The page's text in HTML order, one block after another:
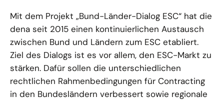
Mit dem Projekt „Bund-Länder-Dialog ESC“ hat die
dena seit 2015 einen kontinuierlichen Austausch
zwischen Bund und Ländern zum ESC etabliert.
Ziel des Dialogs ist es vor allem, den ESC-Markt zu
stärken. Dafür sollen die unterschiedlichen
rechtlichen Rahmenbedingungen für Contracting
in den Bundesländern verbessert sowie regionale